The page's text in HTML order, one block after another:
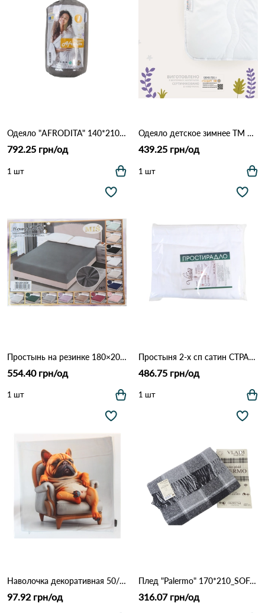
Одеяло "AFRODITA" 140*210 ВСЕСЕЗОННОЕ Леб.пух_ТМ "Идея" Бежево кофейный
792.25 грн/од
1 шт
Одеяло детское зимнее ТМ Идея Papaella Comfort Белый
439.25 грн/од
1 шт
Простынь на резинке 180×200 см (бортик 25 см) 294 Темно серый
554.40 грн/од
1 шт
Простыня 2-х сп сатин СТРАЙП белый Белый
486.75 грн/од
1 шт
Наволочка декоративная 50/50 1221 Серый
97.92 грн/од
Плед "Palermo" 170*210_SOFA/07 ТМ "Vladi Белый дым"
316.07 грн/од